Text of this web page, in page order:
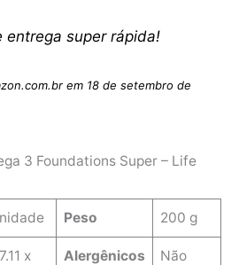
entrega super rápida!
em 18 de setembro de
3 Foundations Super – Life
Peso 200 g
x
Alergênicos
‎Não